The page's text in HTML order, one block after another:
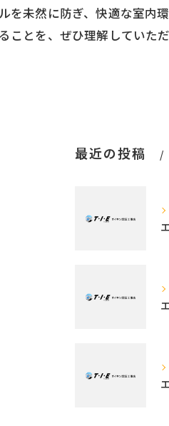
を未然に防ぎ、快適な室内
とを、ぜひ理解していただ
最近の投稿